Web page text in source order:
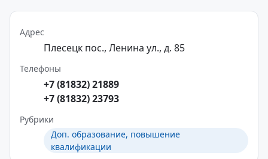
Адрес
Плесецк пос., Ленина ул., д. 85
Телефоны
+7 (81832) 21889
+7 (81832) 23793
Рубрики
Доп. образование, повышение
квалификации